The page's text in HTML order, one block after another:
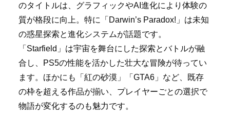
のタイトルは、グラフィックやAI進化により体験の
質が格段に向上。特に「Darwin’s Paradox!」は未知
の惑星探索と進化システムが話題です。
「Starfield」は宇宙を舞台にした探索とバトルが融
合し、PS5の性能を活かした壮大な冒険が待ってい
ます。ほかにも「紅の砂漠」「GTA6」など、既存
の枠を超える作品が揃い、プレイヤーごとの選択で
物語が変化するのも魅力です。